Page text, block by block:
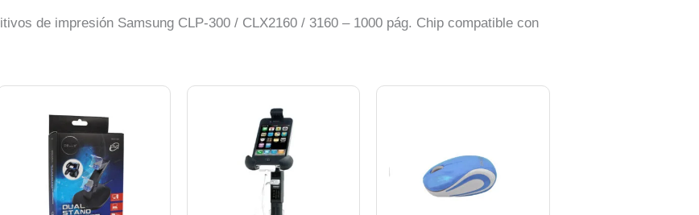
de impresión Samsung CLP-300 / CLX2160 / 3160 – 1000 pág. Chip compatible con